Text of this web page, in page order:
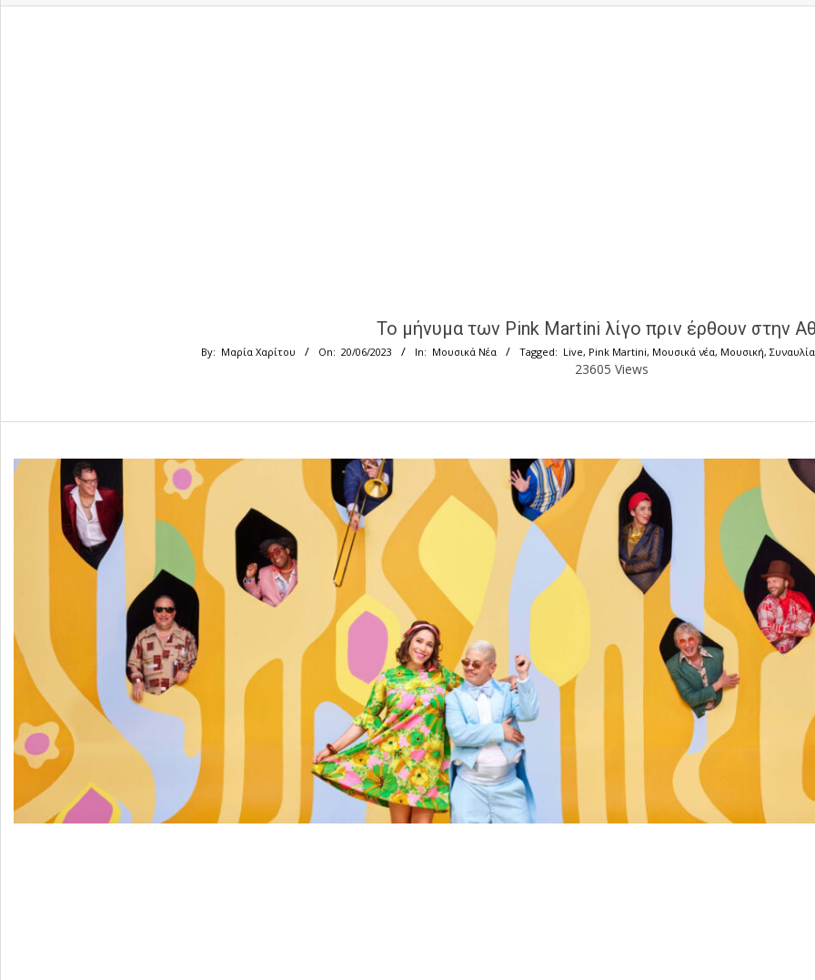
To μήνυμα των Pink Martini λίγο πριν έρθουν στην
By: Μαρία Χαρίτου On: 20/06/2023 In: Μουσικά Νέα Tagged: Live, Pink Martini, Μουσικά νέα, Μουσική, Συναυλία
23605 Views